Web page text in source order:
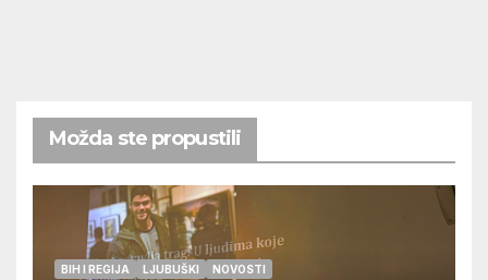
Možda ste propustili
BIH I REGIJA LJUBUŠKI NOVOSTI